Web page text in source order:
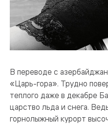
В переводе с
«Царь-гора». Трудно
теплого даже в декабре
царство льда и снега.
горнолыжный курорт